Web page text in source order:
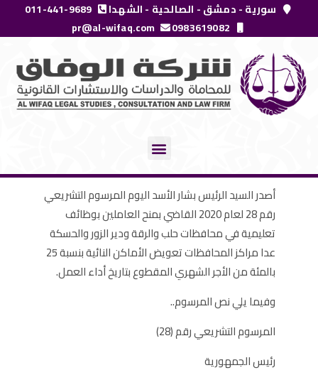
سورية - دمشق - الصالحية - الشهدا
011-441-9689
0983619082
pr@al-wifaq.com
Menu
أصدر السيد الرئيس بشار الأسد اليوم المرسوم التشريعي
رقم 28 لعام 2020 القاضي بمنح العاملين بوظائف
تعليمية في محافظات حلب والرقة ودير الزور والحسكة
عدا مراكز المحافظات تعويض الأماكن النائية بنسبة 25
بالمئة من الأجر الشهري المقطوع بتاريخ أداء العمل.
وفيما يلي نص المرسوم..
المرسوم التشريعي رقم (28)
رئيس الجمهورية